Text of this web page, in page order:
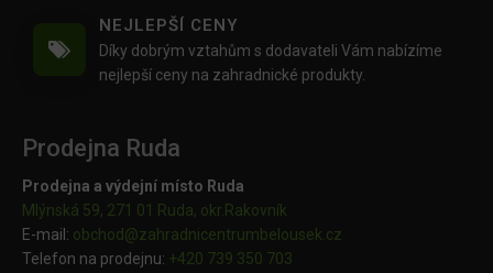
NEJLEPŠÍ CENY
Díky dobrým vztahům s dodavateli Vám nabízíme
nejlepší ceny na zahradnické produkty.
Prodejna Ruda
Prodejna a výdejní místo Ruda
Mlýnská 59, 271 01 Ruda, okr.Rakovník
E-mail: obchod@zahradnicentrumbelousek.cz
Telefon na prodejnu: +420 739 350 703